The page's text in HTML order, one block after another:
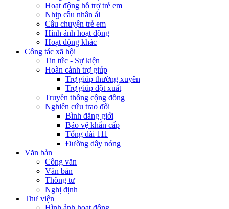
Hoạt động hỗ trợ trẻ em
Nhịp cầu nhân ái
Câu chuyện trẻ em
Hình ảnh hoạt động
Hoạt động khác
Công tác xã hội
Tin tức - Sự kiện
Hoàn cảnh trợ giúp
Trợ giúp thường xuyên
Trợ giúp đột xuất
Truyền thông cộng đồng
Nghiên cứu trao đổi
Bình đẳng giới
Bảo vệ khẩn cấp
Tổng đài 111
Đường dây nóng
Văn bản
Công văn
Văn bản
Thông tư
Nghị định
Thư viện